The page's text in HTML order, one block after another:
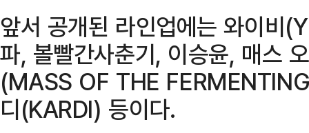
앞서 공개된 라인업에는 와이비
파, 볼빨간사춘기, 이승윤, 매스
(MASS OF THE
디(KARDI) 등이다.